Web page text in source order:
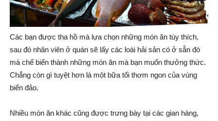
Các bạn được tha hồ mà lựa chọn những món ăn tùy thích,
sau đó nhân viên ở quán sẽ lấy các loài hải sản có ở sẵn đó
mà chế biến thành những món ăn mà bạn muốn thưởng thức.
Chẳng còn gì tuyệt hơn là một bữa tối thơm ngon của vùng
biển đảo.
Nhiều món ăn khác cũng được trưng bày tại các gian hàng,